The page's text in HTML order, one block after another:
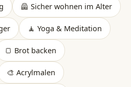
🦺 Sicher wohnen im Alter
🧘 Yoga & Meditation
🍞 Brot backen
🎨 Acrylmalen